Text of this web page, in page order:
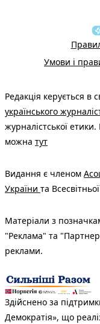
Умови і
Редакція керується в
українського
журналістської
можна тут
Видання є членом
України та
Матеріали з
"Реклама" та
реклами.
Здійснено за
Демократія», що